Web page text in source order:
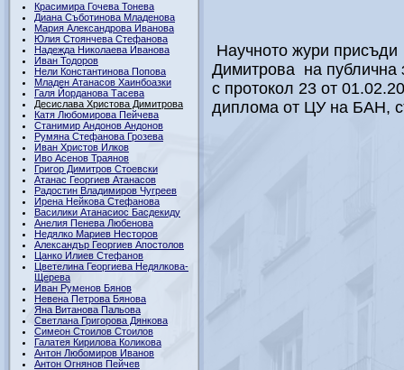
Красимира Гочева Тонева
Диана Съботинова Младенова
Мария Александрова Иванова
Юлия Стоянчева Стефанова
Надежда Николаева Иванова
Иван Тодоров
Нели Константинова Попова
Младен Атанасов Хаинбоазки
Галя Йорданова Тасева
Десислава Христова Димитрова
Катя Любомирова Пейчева
Станимир Андонов Андонов
Румяна Стефанова Грозева
Иван Христов Илков
Иво Асенов Траянов
Григор Димитров Стоевски
Атанас Георгиев Атанасов
Радостин Владимиров Чугреев
Ирена Нейкова Стефанова
Василики Атанасиос Басдекиду
Анелия Пенева Любенова
Недялко Мариев Несторов
Александър Георгиев Апостолов
Цанко Илиев Стефанов
Цветелина Георгиева Недялкова-
Щерева
Иван Руменов Бянов
Невена Петрова Бянова
Яна Витанова Пальова
Светлана Григорова Дянкова
Симеон Стоилов Стоилов
Галатея Кирилова Коликова
Антон Любомиров Иванов
Антон Огнянов Пейчев
Научното жури
Димитрова на публична
с протокол 23 от
диплома от ЦУ на БАН,